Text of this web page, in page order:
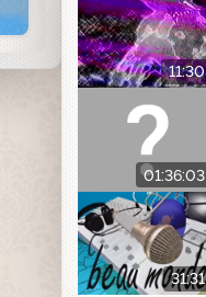
11:30
01:36:03
31:31